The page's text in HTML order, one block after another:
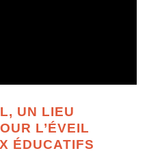
UN LIEU
L’ÉVEIL
ÉDUCATIFS